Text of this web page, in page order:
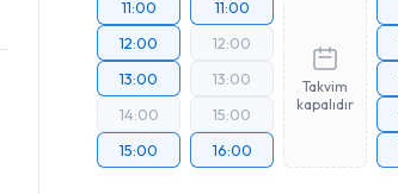
11:00
12:00
13:00
14:00
15:00
11:00
12:00
13:00
15:00
16:00
Takvim
kapalıdır